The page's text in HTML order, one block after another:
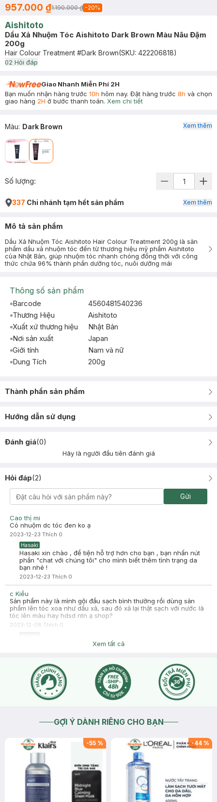
957.000 ₫1.190.000 ₫ -20%
Aishitoto
Dầu Xả Nhuộm Tóc Aishitoto Dark Brown Màu Nâu Đậm
200g
Hair Colour Treatment #Dark Brown(SKU: 422206818)
02 Hỏi đáp
Giao Nhanh Miễn Phí 2H
Bạn muốn nhận hàng trước 10h hôm nay. Đặt hàng trước 8h và chọn
giao hàng 2H ở bước thanh toán. Xem chi tiết
Màu: Dark Brown Xem thêm
Số lượng:
337 Chi nhánh tạm hết sản phẩm Xem thêm
Mô tả sản phẩm
Dầu Xả Nhuộm Tóc Aishitoto Hair Colour Treatment 200g là sản
phẩm dầu xả nhuộm tóc đến từ thương hiệu mỹ phẩm Aishitoto
của Nhật Bản, giúp nhuộm tóc nhanh chóng đồng thời với công
thức chứa 96% thành phần dưỡng tóc, nuôi dưỡng mái
Thông số sản phẩm
Barcode
4560481540236
Thương Hiệu
Aishitoto
Xuất xứ thương hiệu
Nhật Bản
Nơi sản xuất
Japan
Giới tính
Nam và nữ
Dung Tích
200g
Thành phần sản phẩm
Hướng dẫn sử dụng
Đánh giá(0)
Hãy là người đầu tiên đánh giá
Hỏi đáp(2)
Gửi
Cao thị mi
Có nhuộm dc tóc đen ko ạ
2023-12-23 Thích 0
Hasaki
Hasaki xin chào , để tiện hỗ trợ hơn cho bạn , bạn nhấn nút
phần "chat với chúng tôi" cho mình biết thêm tình trạng da
bạn nhé !
2023-12-23 Thích 0
c Kiều
Sản phẩm này là mình gội đầu sạch bình thường rồi dùng sản
phẩm lên tóc xoa như dầu xả, sau đó xả lại thật sạch với nước là
tóc lên màu hay hdsd ntn ạ shop?
2023-12-08 Thích 0
Chào bạn, Hasaki gửi bạn tham khảo Hướng dẫn sử dụng
nhuộm trên tóc khoảng 15 phút. Rửa sạch với nước ấm và làm
khô tóc. Những lần tiếp theo có thể sử dụng như dầu xả.
2023-12-09Thích
Xem tất cả
GỢI Ý DÀNH RIÊNG CHO BẠN
-55 % -44 %